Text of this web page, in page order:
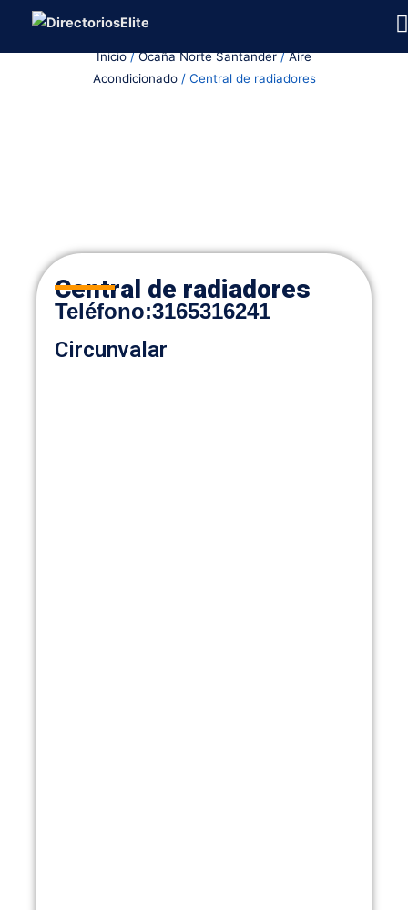
Inicio/Ocaña Norte Santander/Aire
Acondicionado/ Central de radiadores
Central de radiadores
Teléfono:3165316241
Circunvalar